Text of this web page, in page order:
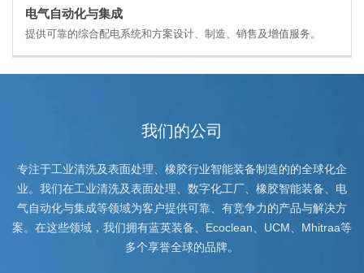
电气自动化与集成
提供可靠的综合配电系统和方案设计、制造、销售及增值服务。
我们的公司
专注于工业清洗及表面处理、橡胶行业智能装备制造的的全球化企
业。我们在工业清洗及表面处理、数字化工厂、橡胶智能装备、电
气自动化与集成等领域为客户提供可靠、有竞争力的产品与解决方
案。在这些领域，我们拥有蓝英装备、Ecoclean、UCM、Mhitraa等
多个享誉全球的品牌。